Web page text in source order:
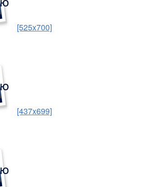
[525x700]
[437x699]